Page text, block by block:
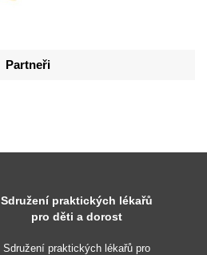
Partneři
Sdružení praktických lékařů
pro děti a dorost
Sdružení praktických lékařů pro